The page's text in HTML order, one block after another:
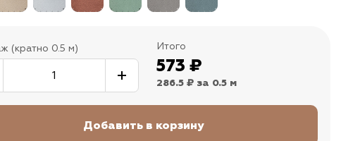
(кратно 0.5 м) Итого
573 ₽
286.5 ₽ за 0.5 м